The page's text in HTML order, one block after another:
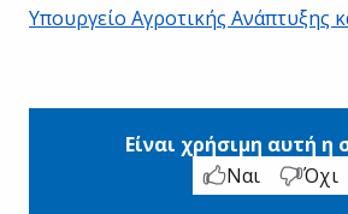
Υπουργείο Αγροτικής Ανάπτυξης
Είναι χρήσιμη αυτή η
Ναι
Όχι